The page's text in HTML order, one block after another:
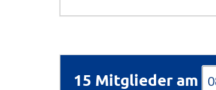
15 Mitglieder am